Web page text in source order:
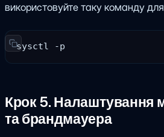
використовуйте таку команду
sysctl -p
Крок 5. Налаштування
та брандмауера